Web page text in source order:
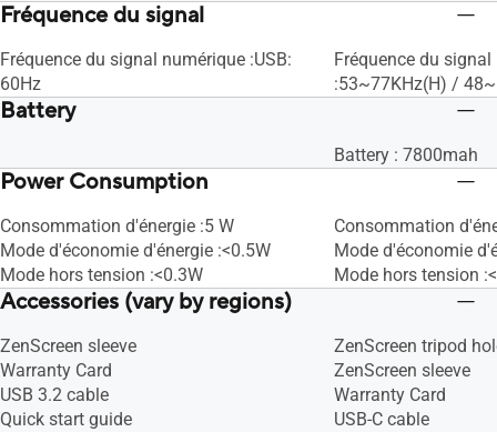
Fréquence du signal
Fréquence du signal numérique :USB:
60Hz
Fréquence du
:53~77KHz(H) /
Battery
Battery : 7800mah
Power Consumption
Consommation d'énergie :5 W
Mode d'économie d'énergie :<0.5W
Mode hors tension :<0.3W
Consommation
Mode d'économie
Mode hors tension
Accessories (vary by regions)
ZenScreen sleeve
Warranty Card
USB 3.2 cable
Quick start guide
ZenScreen tripod
ZenScreen sleeve
Warranty Card
USB-C cable